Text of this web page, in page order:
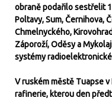
obraně podařilo sestřelit
Poltavy, Sum, Černihova,
Chmelnyckého,
Záporoží, Oděsy a
systémy
V ruském městě Tuapse
rafinerie, kterou den